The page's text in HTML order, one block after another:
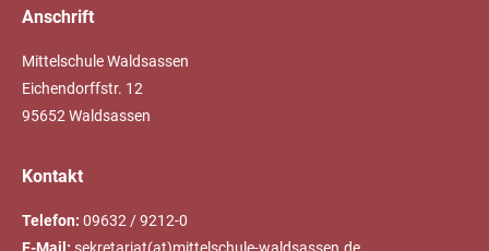
Anschrift
Mittelschule Waldsassen
Eichendorffstr. 12
95652 Waldsassen
Kontakt
Telefon: 09632 / 9212-0